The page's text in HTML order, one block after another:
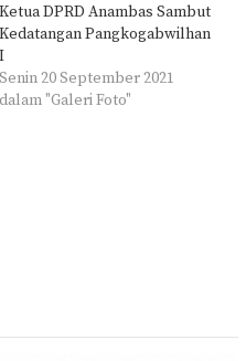
Ketua DPRD Anambas Sambut
Kedatangan Pangkogabwilhan
I
Senin 20 September 2021
dalam "Galeri Foto"